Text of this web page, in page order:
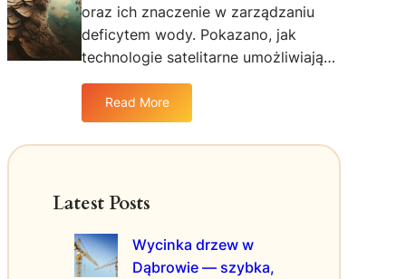
w
d
i
e
c
i
w
j
e
r
o
n
i
c
w
ś
o
d
oraz ich znaczenie w zarządzaniu
deficytem wody. Pokazano, jak
technologie satelitarne umożliwiają…
Read More
t
t
g
i
Latest Posts
Wycinka drzew w
Dąbrowie — szybka,